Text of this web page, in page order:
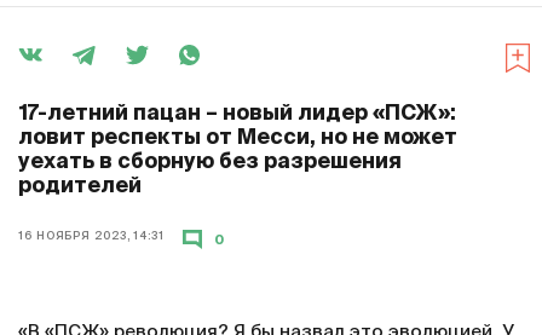
17-летний пацан – новый лидер «ПСЖ»:
ловит респекты от Месси, но не может
уехать в сборную без разрешения
родителей
16 НОЯБРЯ 2023, 14:31 0